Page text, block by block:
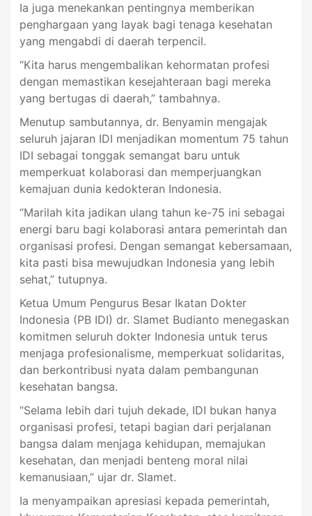
Ia juga menekankan pentingnya memberikan
penghargaan yang layak bagi tenaga kesehatan
yang mengabdi di daerah terpencil.
“Kita harus mengembalikan kehormatan profesi
dengan memastikan kesejahteraan bagi mereka
yang bertugas di daerah,” tambahnya.
Menutup sambutannya, dr. Benyamin mengajak
seluruh jajaran IDI menjadikan momentum 75 tahun
IDI sebagai tonggak semangat baru untuk
memperkuat kolaborasi dan memperjuangkan
kemajuan dunia kedokteran Indonesia.
“Marilah kita jadikan ulang tahun ke-75 ini sebagai
energi baru bagi kolaborasi antara pemerintah dan
organisasi profesi. Dengan semangat kebersamaan,
kita pasti bisa mewujudkan Indonesia yang lebih
sehat,” tutupnya.
Ketua Umum Pengurus Besar Ikatan Dokter
Indonesia (PB IDI) dr. Slamet Budianto menegaskan
komitmen seluruh dokter Indonesia untuk terus
menjaga profesionalisme, memperkuat solidaritas,
dan berkontribusi nyata dalam pembangunan
kesehatan bangsa.
“Selama lebih dari tujuh dekade, IDI bukan hanya
organisasi profesi, tetapi bagian dari perjalanan
bangsa dalam menjaga kehidupan, memajukan
kesehatan, dan menjadi benteng moral nilai
kemanusiaan,” ujar dr. Slamet.
Ia menyampaikan apresiasi kepada pemerintah,